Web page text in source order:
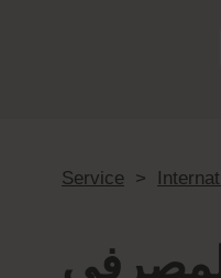
Service >